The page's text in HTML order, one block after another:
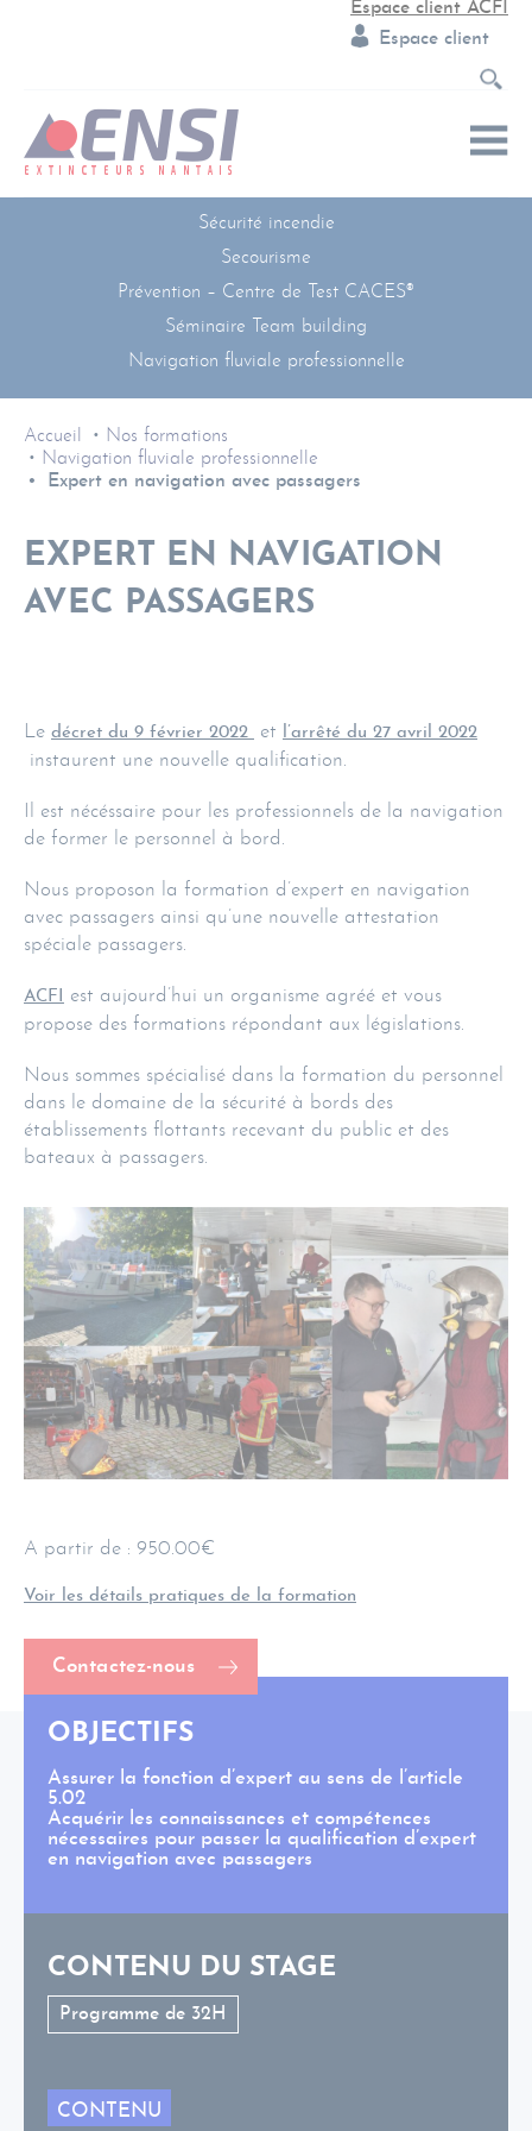
Espace client ACFI
Espace client
Sécurité incendie
Secourisme
Prévention – Centre de Test CACES®
Séminaire Team building
Navigation fluviale professionnelle
Accueil
Nos formations
Navigation fluviale professionnelle
Expert en navigation avec passagers
EXPERT EN NAVIGATION
AVEC PASSAGERS
Le décret du 9 février 2022 et l’arrêté du 27 avril 2022
instaurent une nouvelle qualification.
Il est nécéssaire pour les professionnels de la navigation
de former le personnel à bord.
Nous proposon la formation d’expert en navigation
avec passagers ainsi qu’une nouvelle attestation
spéciale passagers.
ACFI est aujourd’hui un organisme agréé et vous
propose des formations répondant aux législations.
Nous sommes spécialisé dans la formation du personnel
dans le domaine de la sécurité à bords des
établissements flottants recevant du public et des
bateaux à passagers.
A partir de : 950.00€
Voir les détails pratiques de la formation
OBJECTIFS
Assurer la fonction d’expert au sens de l’article
5.02
Acquérir les connaissances et compétences
nécessaires pour passer la qualification d’expert
en navigation avec passagers
Contactez-nous
CONTENU DU STAGE
Programme de 32H
CONTENU